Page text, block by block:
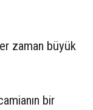
zaman büyük
bir